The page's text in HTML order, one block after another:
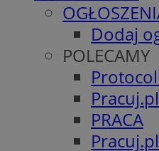
Dodaj
POLECAMY
PRACA